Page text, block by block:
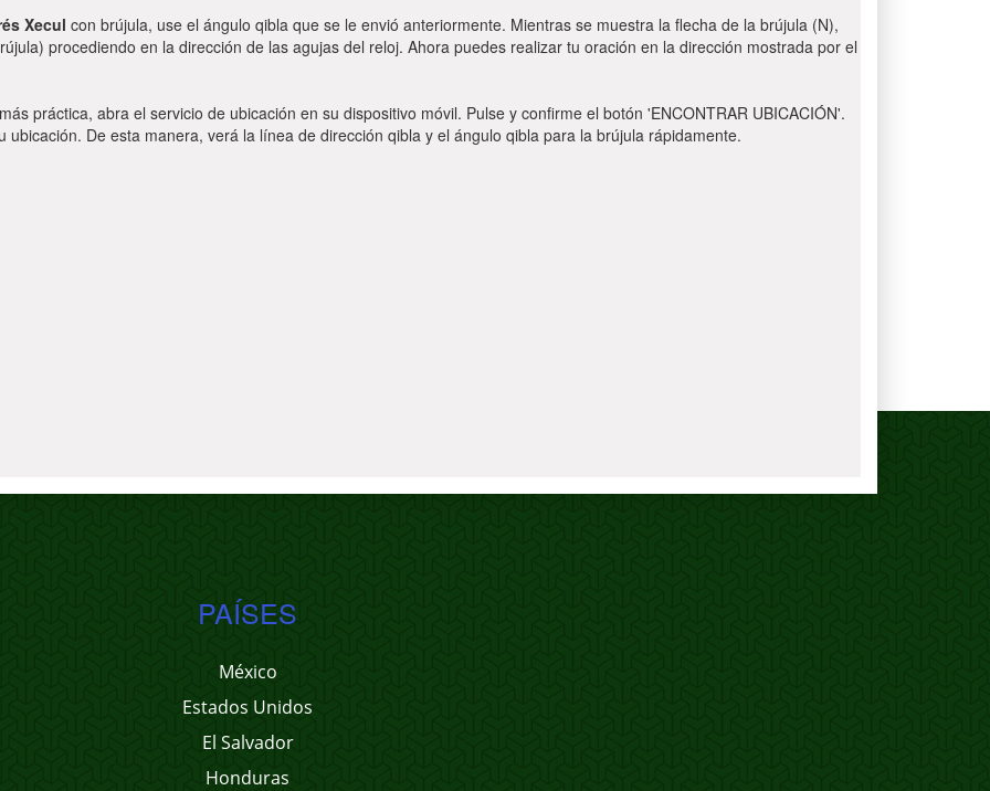
Xecul con brújula, use el ángulo qibla que se le envió anteriormente. Mientras se muestra la flecha de la brújula (N),
procediendo en la dirección de las agujas del reloj. Ahora puedes realizar tu oración en la dirección mostrada por el
práctica, abra el servicio de ubicación en su dispositivo móvil. Pulse y confirme el botón 'ENCONTRAR UBICACIÓN'.
De esta manera, verá la línea de dirección qibla y el ángulo qibla para la brújula rápidamente.
PAÍSES
México
Estados Unidos
El Salvador
Honduras